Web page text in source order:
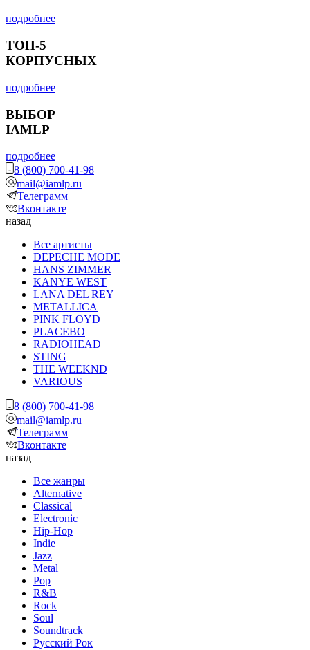
подробнее
ТОП-5
КОРПУСНЫХ
подробнее
ВЫБОР
IAMLP
подробнее
8 (800) 700-41-98
mail@iamlp.ru
Телеграмм
Вконтакте
назад
Все артисты
DEPECHE MODE
HANS ZIMMER
KANYE WEST
LANA DEL REY
METALLICA
PINK FLOYD
PLACEBO
RADIOHEAD
STING
THE WEEKND
VARIOUS
8 (800) 700-41-98
mail@iamlp.ru
Телеграмм
Вконтакте
назад
Все жанры
Alternative
Classical
Electronic
Hip-Hop
Indie
Jazz
Metal
Pop
R&B
Rock
Soul
Soundtrack
Русский Рок